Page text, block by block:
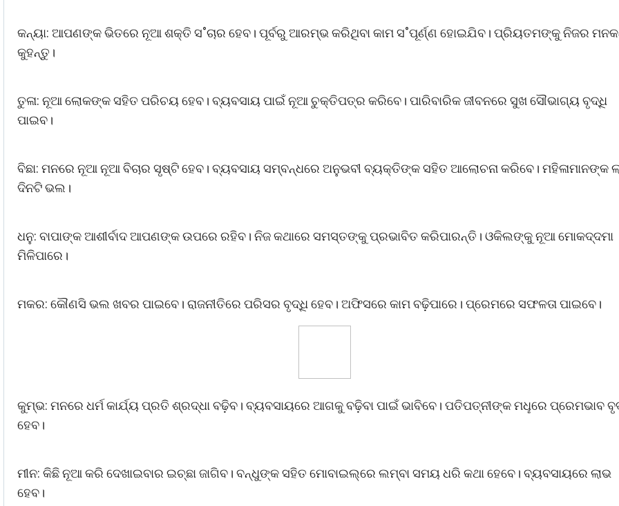
କନ୍ୟା: ଆପଣଙ୍କ ଭିତରେ ନୂଆ ଶକ୍ତି ସ˚ଚାର ହେବ। ପୂର୍ବରୁ ଆରମ୍ଭ କରିଥିବା କାମ ସ˚ପୂର୍ଣ୍ଣ ହୋଇଯିବ। ପ୍ରିୟତମଙ୍କୁ ନିଜର
କୁହନ୍ତୁ।
ତୁଳା: ନୂଆ ଲୋକଙ୍କ ସହିତ ପରିଚୟ ହେବ। ବ୍ୟବସାୟ ପାଇଁ ନୂଆ ଚୁକ୍ତିପତ୍ର କରିବେ। ପାରିବାରିକ ଜୀବନରେ ସୁଖ ସୌଭାଗ୍ୟ ବୃଦ୍ଧି
ପାଇବ।
ବିଛା: ମନରେ ନୂଆ ନୂଆ ବିଚାର ସୃଷ୍ଟି ହେବ। ବ୍ୟବସାୟ ସମ୍ବନ୍ଧରେ ଅନୁଭବୀ ବ୍ୟକ୍ତିଙ୍କ ସହିତ ଆଲୋଚନା କରିବେ। ମହିଳାମାନଙ୍କ
ଦିନଟି ଭଲ।
ଧନୁ: ବାପାଙ୍କ ଆଶୀର୍ବାଦ ଆପଣଙ୍କ ଉପରେ ରହିବ। ନିଜ କଥାରେ ସମସ୍ତଙ୍କୁ ପ୍ରଭାବିତ କରିପାରନ୍ତି। ଓକିଲଙ୍କୁ ନୂଆ ମୋକଦ୍ଦମା
ମିଳିପାରେ।
ମକର: କୌଣସି ଭଲ ଖବର ପାଇବେ। ରାଜନୀତିରେ ପରିସର ବୃଦ୍ଧି ହେବ। ଅଫିସରେ କାମ ବଢ଼ିପାରେ। ପ୍ରେମରେ ସଫଳତା ପାଇବେ।
କୁମ୍ଭ: ମନରେ ଧର୍ମ କାର୍ଯ୍ୟ ପ୍ରତି ଶ୍ରଦ୍ଧା ବଢ଼ିବ। ବ୍ୟବସାୟରେ ଆଗକୁ ବଢ଼ିବା ପାଇଁ ଭାବିବେ। ପତିପତ୍ନୀଙ୍କ ମଧୢରେ ପ୍ରେମଭାବ
ହେବ।
ମୀନ: କିଛି ନୂଆ କରି ଦେଖାଇବାର ଇଚ୍ଛା ଜାଗିବ। ବନ୍ଧୁଙ୍କ ସହିତ ମୋବାଇଲ୍‌ରେ ଲମ୍ବା ସମୟ ଧରି କଥା ହେବେ। ବ୍ୟବସାୟରେ ଲାଭ
ହେବ।